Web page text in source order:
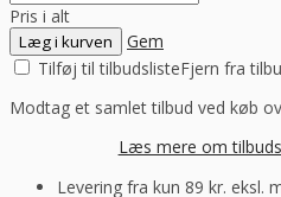
Pris i alt
Læg i kurven
Gem
Tilføj til tilbudslisteFjern fra
Modtag et samlet tilbud ved køb
Læs mere om
Levering fra kun 89 kr. eksl.